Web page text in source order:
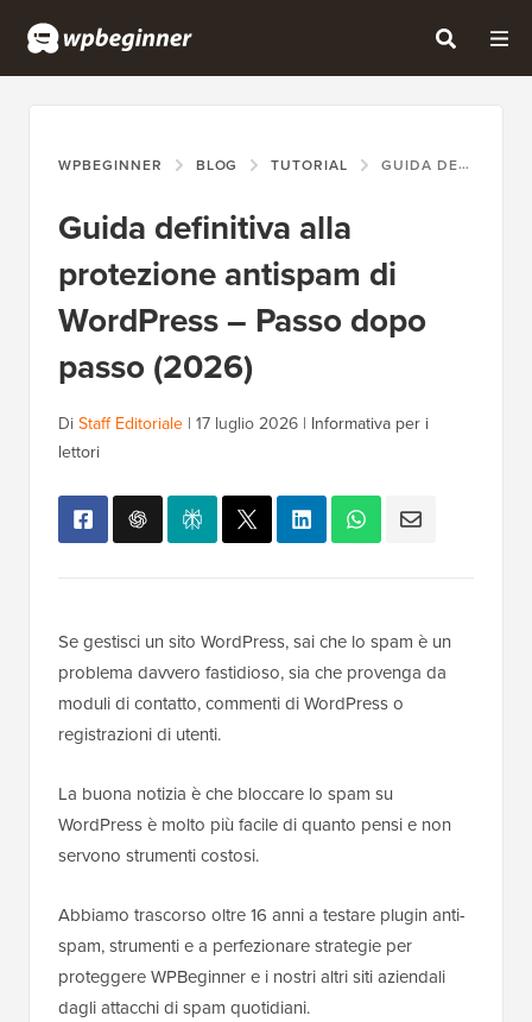
WPBEGINNER BLOG TUTORIAL GUIDA DEFINITIVA ALLA PROTEZIONE ANTISPAM DI WORDPRESS – PASSO DOPO PASSO (2026)
Guida definitiva alla
protezione antispam di
WordPress – Passo dopo
passo (2026)
Di Staff Editoriale | 17 luglio 2026 | Informativa per i
lettori
Se gestisci un sito WordPress, sai che lo spam è un
problema davvero fastidioso, sia che provenga da
moduli di contatto, commenti di WordPress o
registrazioni di utenti.
La buona notizia è che bloccare lo spam su
WordPress è molto più facile di quanto pensi e non
servono strumenti costosi.
Abbiamo trascorso oltre 16 anni a testare plugin anti-
spam, strumenti e a perfezionare strategie per
proteggere WPBeginner e i nostri altri siti aziendali
dagli attacchi di spam quotidiani.